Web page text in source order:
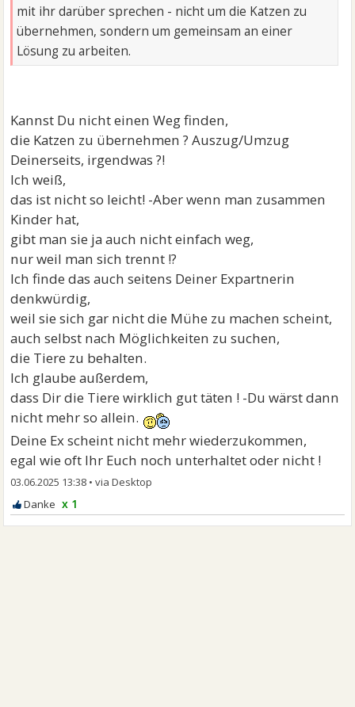
mit ihr darüber sprechen - nicht um die Katzen zu
übernehmen, sondern um gemeinsam an einer
Lösung zu arbeiten.
Kannst Du nicht einen Weg finden,
die Katzen zu übernehmen ? Auszug/Umzug
Deinerseits, irgendwas ?!
Ich weiß,
das ist nicht so leicht! -Aber wenn man zusammen
Kinder hat,
gibt man sie ja auch nicht einfach weg,
nur weil man sich trennt !?
Ich finde das auch seitens Deiner Expartnerin
denkwürdig,
weil sie sich gar nicht die Mühe zu machen scheint,
auch selbst nach Möglichkeiten zu suchen,
die Tiere zu behalten.
Ich glaube außerdem,
dass Dir die Tiere wirklich gut täten ! -Du wärst dann
nicht mehr so allein.
Deine Ex scheint nicht mehr wiederzukommen,
egal wie oft Ihr Euch noch unterhaltet oder nicht !
03.06.2025 13:38 •
x 1